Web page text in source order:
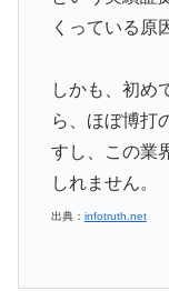
くっている原
しかも、初め
ら、ほぼ博打
すし、この業
しれません。
出典： infotruth.net